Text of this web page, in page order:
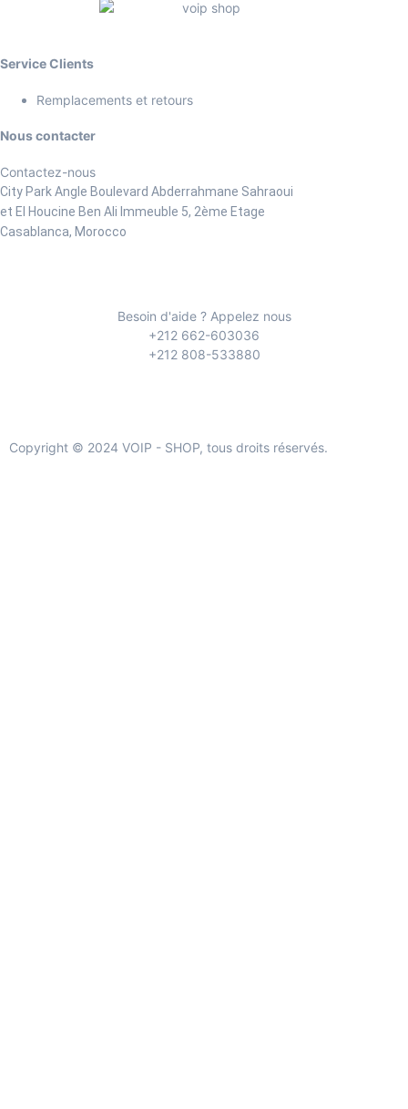
Service Clients
Remplacements et retours
Nous contacter
Contactez-nous
City Park Angle Boulevard Abderrahmane Sahraoui
et El Houcine Ben Ali Immeuble 5, 2ème Etage
Casablanca, Morocco
Besoin d'aide ? Appelez nous
+212 662-603036
+212 808-533880
Copyright © 2024 VOIP - SHOP, tous droits réservés.